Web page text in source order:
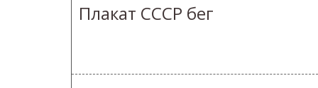
Плакат СССР бег